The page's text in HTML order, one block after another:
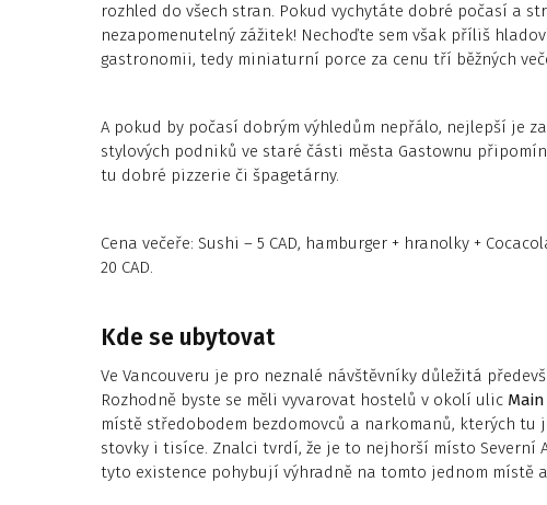
rozhled do všech stran. Pokud vychytáte dobré počasí a
nezapomenutelný zážitek! Nechoďte sem však příliš
gastronomii, tedy miniaturní porce za cenu tří běžných
A pokud by počasí dobrým výhledům nepřálo, nejlepší je
stylových podniků ve staré části města Gastownu
tu dobré pizzerie či špagetárny.
Cena večeře: Sushi – 5 CAD, hamburger + hranolky +
20 CAD.
Kde se ubytovat
Ve Vancouveru je pro neznalé návštěvníky důležitá
Rozhodně byste se měli vyvarovat hostelů v okolí ulic Main
místě středobodem bezdomovců a narkomanů, kterých
stovky i tisíce. Znalci tvrdí, že je to nejhorší místo Severní
tyto existence pohybují výhradně na tomto jednom místě